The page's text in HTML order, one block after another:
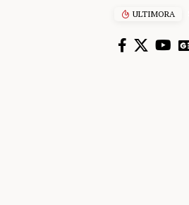
ULTIMORA